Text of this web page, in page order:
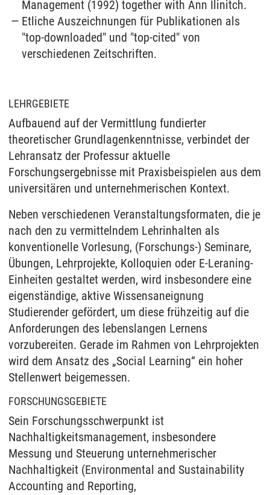
Management (1992) together with Ann Ilinitch.
Etliche Auszeichnungen für Publikationen als
"top-downloaded" und "top-cited" von
verschiedenen Zeitschriften.
LEHRGEBIETE
Aufbauend auf der Vermittlung fundierter
theoretischer Grundlagenkenntnisse, verbindet der
Lehransatz der Professur aktuelle
Forschungsergebnisse mit Praxisbeispielen aus dem
universitären und unternehmerischen Kontext.
Neben verschiedenen Veranstaltungsformaten, die je
nach den zu vermittelndem Lehrinhalten als
konventionelle Vorlesung, (Forschungs-) Seminare,
Übungen, Lehrprojekte, Kolloquien oder E-Leraning-
Einheiten gestaltet werden, wird insbesondere eine
eigenständige, aktive Wissensaneignung
Studierender gefördert, um diese frühzeitig auf die
Anforderungen des lebenslangen Lernens
vorzubereiten. Gerade im Rahmen von Lehrprojekten
wird dem Ansatz des „Social Learning“ ein hoher
Stellenwert beigemessen.
FORSCHUNGSGEBIETE
Sein Forschungsschwerpunkt ist
Nachhaltigkeitsmanagement, insbesondere
Messung und Steuerung unternehmerischer
Nachhaltigkeit (Environmental and Sustainability
Accounting and Reporting,